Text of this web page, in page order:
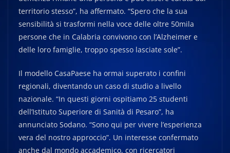
territorio stesso”, ha affermato. “Spero che la sua
sensibilità si trasformi nella voce delle oltre 50mila
persone che in Calabria convivono con l’Alzheimer e
delle loro famiglie, troppo spesso lasciate sole”.
Il modello CasaPaese ha ormai superato i confini
regionali, diventando un caso di studio a livello
nazionale. “In questi giorni ospitiamo 25 studenti
dell’Istituto Superiore di Sanità di Pesaro”, ha
annunciato Sodano. “Sono qui per vivere l’esperienza
vera del nostro approccio”. Un interesse confermato
anche dal mondo accademico, con ricercatori